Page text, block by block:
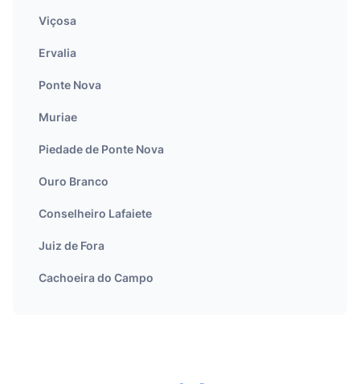
Viçosa
Ervalia
Ponte Nova
Muriae
Piedade de Ponte Nova
Ouro Branco
Conselheiro Lafaiete
Juiz de Fora
Cachoeira do Campo